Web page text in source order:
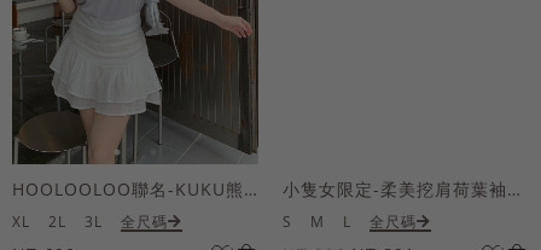
HOOLOOLOO聯名-KUKU熊蝴蝶結短袖上衣
XL 2L 3L 全尺碼
小隻女限定-柔美挖肩荷葉袖魚尾長洋裝
S M L 全尺碼